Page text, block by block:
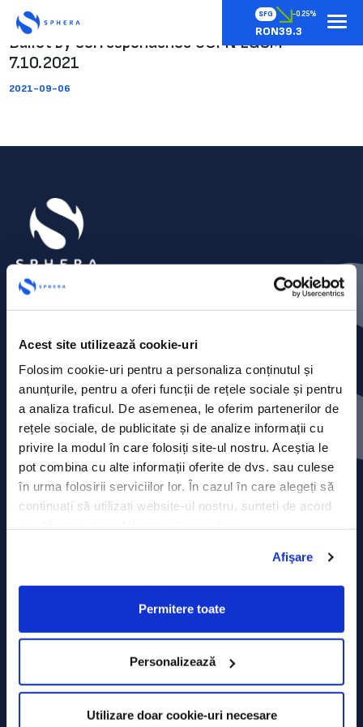
Acest site utilizează cookie-uri
Folosim cookie-uri pentru a personaliza conținutul și
anunțurile, pentru a oferi funcții de rețele sociale și pentru
a analiza traficul. De asemenea, le oferim partenerilor de
rețele sociale, de publicitate și de analize informații cu
privire la modul în care folosiți site-ul nostru. Aceștia le
pot combina cu alte informații oferite de dvs. sau culese
în urma folosirii serviciilor lor. În cazul în care alegeți să
continuați să utilizați website-ul nostru, sunteți de acord
Afişare
Permitere toate
Personalizează
Utilizare doar cookie-uri necesare
SFG -0.25%
RON39.3
Ballot by correspondence USFN EGSM
7.10.2021
2021-09-06
Press releases
Privacy Policy
Contact
Data Processing policy
Cookie policy